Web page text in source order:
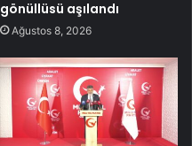
gönüllüsü aşılandı
Ağustos 8, 2026